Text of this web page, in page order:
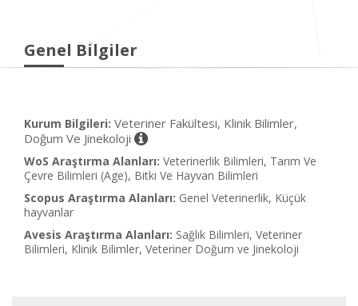
Genel Bilgiler
Kurum Bilgileri: Veteriner Fakültesi, Klinik Bilimler,
Doğum Ve Jinekoloji
WoS Araştırma Alanları: Veterinerlik Bilimleri, Tarım Ve
Çevre Bilimleri (Age), Bitki Ve Hayvan Bilimleri
Scopus Araştırma Alanları: Genel Veterinerlik, Küçük
hayvanlar
Avesis Araştırma Alanları: Sağlık Bilimleri, Veteriner
Bilimleri, Klinik Bilimler, Veteriner Doğum ve Jinekoloji